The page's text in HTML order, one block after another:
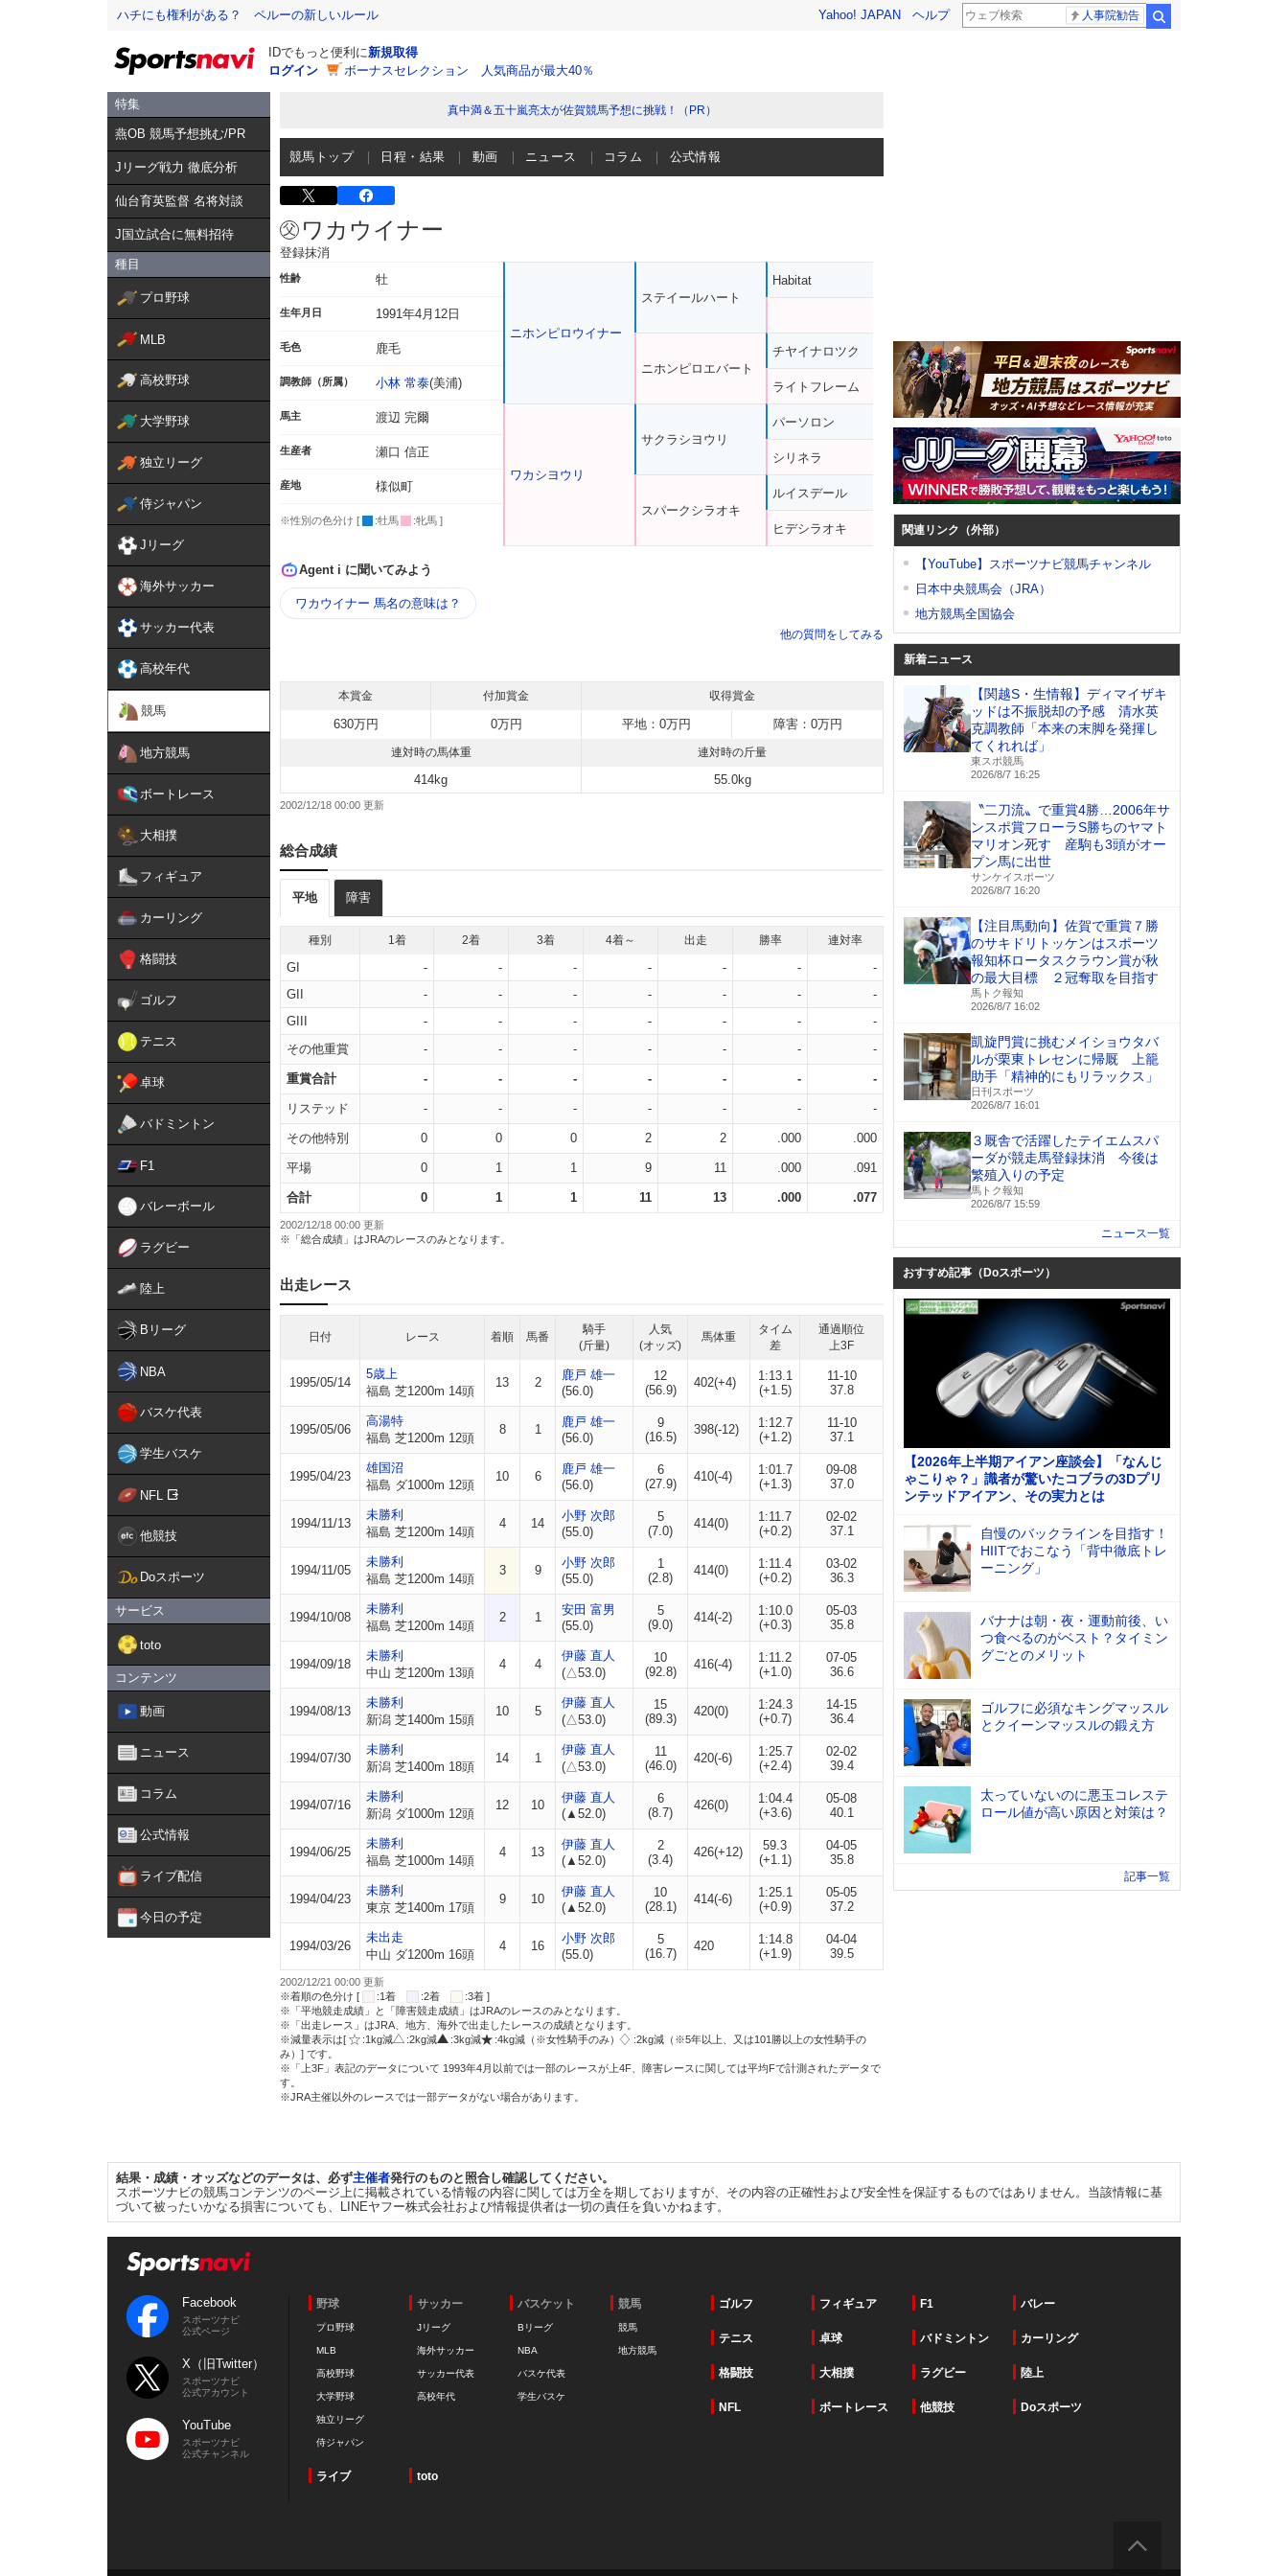
ハチにも権利がある？ ペルーの新しいルール Yahoo! JAPAN ヘルプ 人事院勧告
IDでもっと便利に新規取得
ログイン
ボーナスセレクション 人気商品が最大40％
特集
燕OB 競馬予想挑む/PR
Jリーグ戦力 徹底分析
仙台育英監督 名将対談
J国立試合に無料招待
種目
プロ野球
MLB
高校野球
大学野球
独立リーグ
侍ジャパン
Jリーグ
海外サッカー
サッカー代表
高校年代
競馬
地方競馬
ボートレース
大相撲
フィギュア
カーリング
格闘技
ゴルフ
テニス
卓球
バドミントン
F1
バレーボール
ラグビー
陸上
Bリーグ
NBA
バスケ代表
学生バスケ
NFL
他競技
Doスポーツ
サービス
toto
コンテンツ
動画
ニュース
コラム
公式情報
ライブ配信
今日の予定
真中満＆五十嵐亮太が佐賀競馬予想に挑戦！（PR）
競馬トップ 日程・結果 動画 ニュース コラム 公式情報
ワカウイナー
登録抹消
性齢 牡
生年月日 1991年4月12日
毛色 鹿毛
調教師（所属） 小林 常泰(美浦)
馬主 渡辺 完爾
生産者 瀬口 信正
産地 様似町
※性別の色分け [ :牡馬 :牝馬 ]
ニホンピロウイナー
ワカシヨウリ
ステイールハート
ニホンピロエバート
サクラシヨウリ
スパークシラオキ
Habitat
チヤイナロツク
ライトフレーム
パーソロン
シリネラ
ルイスデール
ヒデシラオキ
Agent i に聞いてみよう
ワカウイナー 馬名の意味は？
他の質問をしてみる
本賞金 付加賞金 収得賞金
630万円 0万円 平地：0万円 障害：0万円
連対時の馬体重 連対時の斤量
414kg 55.0kg
2002/12/18 00:00
総合成績
平地 障害
種別 1着 2着 3着 4着～ 出走 勝率 連対率
GI - - - - - -
-
GII
- - - - - -
-
GIII
- - - - - -
-
その他重賞
- - - - - - -
重賞合計 - - - - - - -
リステッド - - - - - - -
その他特別 0 0 0 2 2 .000 .000
平場 0 1 1 9 11 .000 .091
合計 0 1 1 11 13 .000 .077
2002/12/18 00:00 更新
※「総合成績」はJRAのレースのみとなります。
出走レース
日付 レース 着順 馬番
騎手
(斤量)
人気
(オッズ)
馬体重
タイム
差
通過順位
上3F
1995/05/14
5歳上
福島 芝1200m 14頭
13 2
鹿戸 雄一
(56.0)
12
(56.9)
402(+4)
1:13.1
(+1.5)
11-10
37.8
1995/05/06
高湯特
福島 芝1200m 12頭
8 1
鹿戸 雄一
(56.0)
9
(16.5)
398(-12)
1:12.7
(+1.2)
11-10
37.1
1995/04/23
雄国沼
福島 ダ1000m 12頭
10 6
鹿戸 雄一
(56.0)
6
(27.9)
410(-4)
1:01.7
(+1.3)
09-08
37.0
1994/11/13
未勝利
福島 芝1200m 14頭
4 14
小野 次郎
(55.0)
5
(7.0)
414(0)
1:11.7
(+0.2)
02-02
37.1
1994/11/05
未勝利
福島 芝1200m 14頭
3 9
小野 次郎
(55.0)
1
(2.8)
414(0)
1:11.4
(+0.2)
03-02
36.3
1994/10/08
未勝利
福島 芝1200m 14頭
2 1
安田 富男
(55.0)
5
(9.0)
414(-2)
1:10.0
(+0.3)
05-03
35.8
1994/09/18
未勝利
中山 芝1200m 13頭
4 4
伊藤 直人
(△53.0)
10
(92.8)
416(-4)
1:11.2
(+1.0)
07-05
36.6
1994/08/13
未勝利
新潟 芝1400m 15頭
10 5
伊藤 直人
(△53.0)
15
(89.3)
420(0)
1:24.3
(+0.7)
14-15
36.4
1994/07/30
未勝利
新潟 芝1400m 18頭
14 1
伊藤 直人
(△53.0)
11
(46.0)
420(-6)
1:25.7
(+2.4)
02-02
39.4
1994/07/16
未勝利
新潟 ダ1000m 12頭
12 10
伊藤 直人
(▲52.0)
6
(8.7)
426(0)
1:04.4
(+3.6)
05-08
40.1
1994/06/25
未勝利
福島 芝1000m 14頭
4 13
伊藤 直人
(▲52.0)
2
(3.4)
426(+12)
59.3
(+1.1)
04-05
35.8
1994/04/23
未勝利
東京 芝1400m 17頭
9 10
伊藤 直人
(▲52.0)
10
(28.1)
414(-6)
1:25.1
(+0.9)
05-05
37.2
1994/03/26
未出走
中山 ダ1200m 16頭
4 16
小野 次郎
(55.0)
5
(16.7)
420
1:14.8
(+1.9)
04-04
39.5
2002/12/21 00:00 更新
※着順の色分け [
:1着 :2着
:3着 ]
※「平地競走成績」と「障害競走成績」はJRAのレースのみとなります。
※「出走レース」はJRA、地方、海外で出走したレースの成績となります。
※減量表示は[
:1kg減 :2kg減 :3kg減 :4kg減（※女性騎手のみ）
:2kg減（※5年以上、又は101勝以上の女性騎手の
み）] です。
※「上3F」表記のデータについて 1993年4月以前では一部のレースが上4F、障害レースに関しては平均Fで計測されたデータで
す。
※JRA主催以外のレースでは一部データがない場合があります。
関連リンク（外部）
【YouTube】スポーツナビ競馬チャンネル
日本中央競馬会（JRA）
地方競馬全国協会
新着ニュース
【関越S・生情報】ディマイザキ
ッドは不振脱却の予感 清水英
克調教師「本来の末脚を発揮し
てくれれば」
東スポ競馬
2026/8/7 16:25
〝二刀流〟で重賞4勝…2006年サ
ンスポ賞フローラS勝ちのヤマト
マリオン死す 産駒も3頭がオー
プン馬に出世
サンケイスポーツ
2026/8/7 16:20
【注目馬動向】佐賀で重賞７勝
のサキドリトッケンはスポーツ
報知杯ロータスクラウン賞が秋
の最大目標 ２冠奪取を目指す
馬トク報知
2026/8/7 16:02
凱旋門賞に挑むメイショウタバ
ルが栗東トレセンに帰厩 上籠
助手「精神的にもリラックス」
日刊スポーツ
2026/8/7 16:01
３厩舎で活躍したテイエムスパ
ーダが競走馬登録抹消 今後は
繁殖入りの予定
馬トク報知
2026/8/7 15:59
ニュース一覧
おすすめ記事（Doスポーツ）
【2026年上半期アイアン座談会】「なんじ
ゃこりゃ？」識者が驚いたコブラの3Dプリ
ンテッドアイアン、その実力とは
自慢のバックラインを目指す！
HIITでおこなう「背中徹底トレ
ーニング」
バナナは朝・夜・運動前後、い
つ食べるのがベスト？タイミン
グごとのメリット
ゴルフに必須なキングマッスル
とクイーンマッスルの鍛え方
太っていないのに悪玉コレステ
ロール値が高い原因と対策は？
記事一覧
結果・成績・オッズなどのデータは、必ず主催者発行のものと照合し確認してください。
スポーツナビの競馬コンテンツのページ上に掲載されている情報の内容に関しては万全を期しておりますが、その内容の正確性および安全性を保証するものではありません。当該情報に基
づいて被ったいかなる損害についても、LINEヤフー株式会社および情報提供者は一切の責任を負いかねます。
Facebook
スポーツナビ
公式ページ
X（旧Twitter）
スポーツナビ
公式アカウント
YouTube
スポーツナビ
公式チャンネル
野球
プロ野球
MLB
高校野球
大学野球
独立リーグ
侍ジャパン
サッカー
Jリーグ
海外サッカー
サッカー代表
高校年代
バスケット
Bリーグ
NBA
バスケ代表
学生バスケ
競馬
競馬
地方競馬
ゴルフ フィギュア F1 バレー
テニス 卓球 バドミントン カーリング
格闘技 大相撲 ラグビー 陸上
NFL ボートレース 他競技 Doスポーツ
ライブ toto